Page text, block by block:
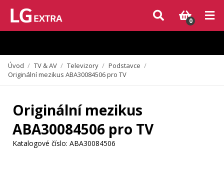
Vzhledem k aktuální situaci se může dodání dílů, které nejsou skladem,
zpozdit. Děkujeme za pochopení.
0
Úvod / TV & AV / Televizory / Podstavce /
Originální mezikus ABA30084506 pro TV
Originální mezikus
ABA30084506 pro TV
Katalogové číslo: ABA30084506